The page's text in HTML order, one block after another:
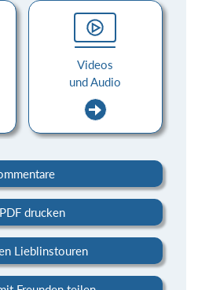
Videos
und Audio
drucken
Lieblinstouren